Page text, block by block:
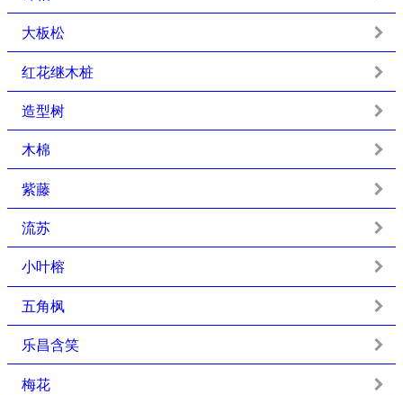
大板松
红花继木桩
造型树
木棉
紫藤
流苏
小叶榕
五角枫
乐昌含笑
梅花